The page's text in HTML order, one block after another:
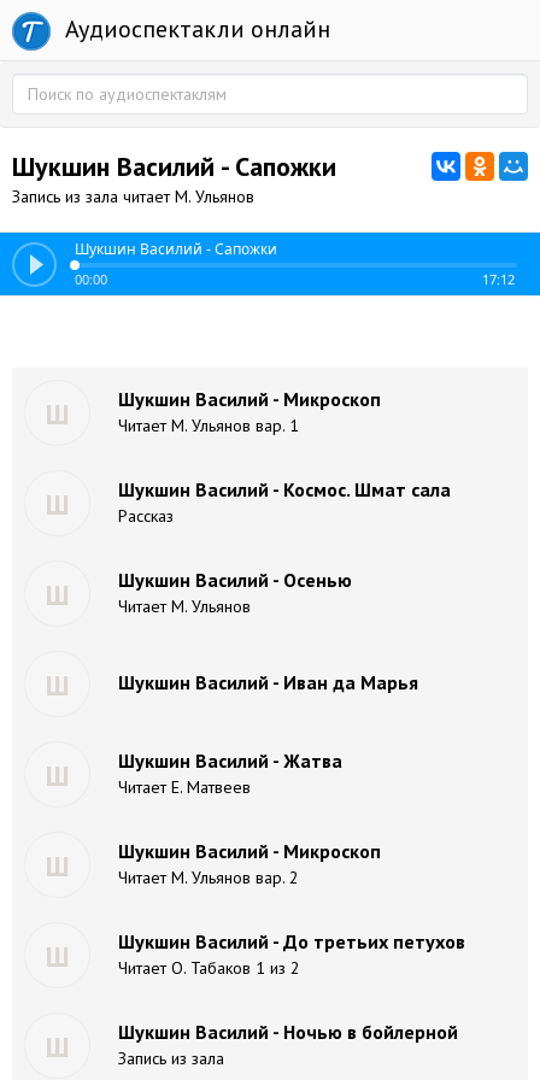
Аудиоспектакли онлайн
Шукшин Василий - Сапожки
Запись из зала читает М. Ульянов
Шукшин Василий - Сапожки
00:00 17:12
Ш Шукшин Василий - Микроскоп
Читает М. Ульянов вар. 1
Ш Шукшин Василий - Космос. Шмат сала
Рассказ
Ш Шукшин Василий - Осенью
Читает М. Ульянов
Ш Шукшин Василий - Иван да Марья
Ш Шукшин Василий - Жатва
Читает Е. Матвеев
Ш Шукшин Василий - Микроскоп
Читает М. Ульянов вар. 2
Ш Шукшин Василий - До третьих петухов
Читает О. Табаков 1 из 2
Ш Шукшин Василий - Ночью в бойлерной
Запись из зала